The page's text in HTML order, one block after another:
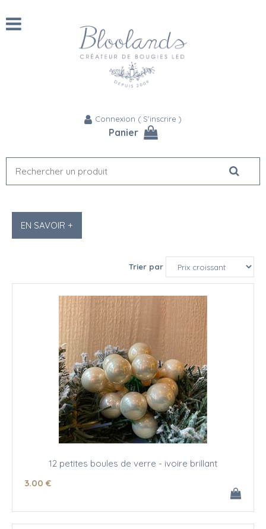
Connexion ( S'inscrire )
Panier
EN SAVOIR +
Trier par
12 petites boules de verre - ivoire brillant
3.00 €